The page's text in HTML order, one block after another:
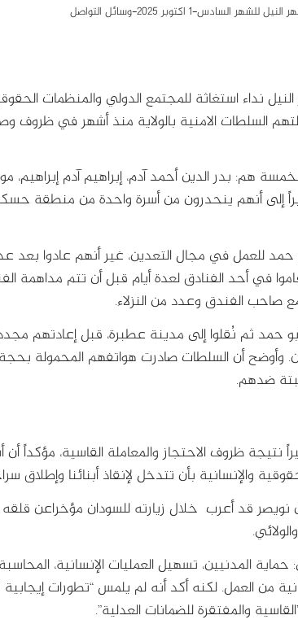
1 اكتوبر 2025-وسائل التواصل
نداء استغاثة للمجتمع الدولي والمنظمات
السلطات الامنية بالولاية منذ أشهر في ظروف
هم: بدر الدين أحمد آدم، إبراهيم آدم
إلى أنهم ينحدرون من أسرة واحدة من منطقة
في فبراير 2025 إلى محلية أبو حمد للعمل في مجال التعدين، غير أنهم عادوا
في أحد الفنادق لعدة أيام قبل أن تتم مداهمة
صاحب الفندق وعدد من النزلاء.
حمد ثم نُقلوا إلى مدينة عطبرة، قبل إعادتهم
وأوضح أن السلطات صادرت هواتفهم المحمولة
ضدهم.
نتيجة ظروف الاحتجاز والمعاملة القاسية، مؤكداً
والإنسانية بأن تتدخل لإنقاذ أبنائنا وإطلاق
نويصر قد أعرب خلال زيارته للسودان مؤخراعن
المدنيين، تسهيل العمليات الإنسانية،
من العمل. لكنه أكد أنه لم يلمس “تطورات إيجابية
والمفتقرة للضمانات العدلية”.